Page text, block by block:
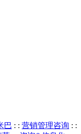
巴 : : 营销管理咨询 : :